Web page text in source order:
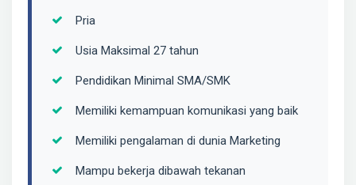
Pria
Usia Maksimal 27 tahun
Pendidikan Minimal SMA/SMK
Memiliki kemampuan komunikasi yang baik
Memiliki pengalaman di dunia Marketing
Mampu bekerja dibawah tekanan